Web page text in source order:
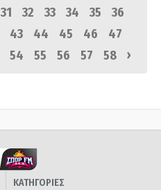
31 32 33 34 35
36
43 44 45 46
47
54 55 56 57 58 ›
ΚΑΤΗΓΟΡΙΕΣ